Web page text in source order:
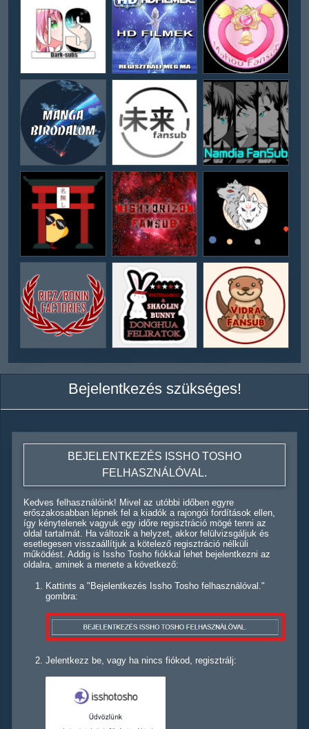
Bejelentkezés szükséges!
BEJELENTKEZÉS ISSHO TOSHO
FELHASZNÁLÓVAL.
Kedves felhasználóink! Mivel az utóbbi időben egyre
erőszakosabban lépnek fel a kiadók a rajongói fordítások ellen,
így kénytelenek vagyuk egy időre regisztráció mögé tenni az
oldal tartalmát. Ha változik a helyzet, akkor felülvizsgáljuk és
esetlegesen visszaállítjuk a kötelező regisztráció nélküli
működést. Addig is Issho Tosho fiókkal lehet bejelentkezni az
oldalra, aminek a menete a következő:
Kattints a "Bejelentkezés Issho Tosho felhasználóval."
gombra:
Jelentkezz be, vagy ha nincs fiókod, regisztrálj: